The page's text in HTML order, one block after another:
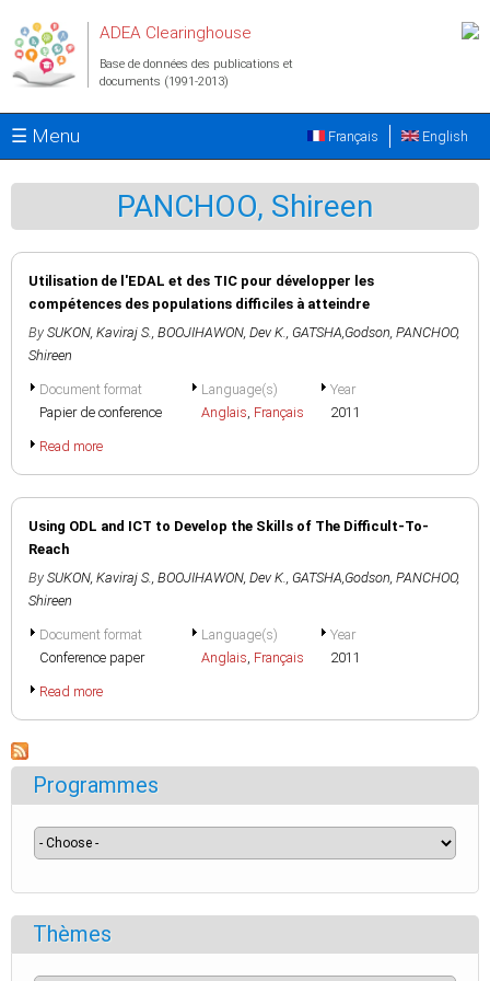
ADEA Clearinghouse
Base de données des publications et
documents (1991-2013)
☰ Menu English
Français
PANCHOO, Shireen
Utilisation de l'EDAL et des TIC pour développer les
compétences des populations difficiles à atteindre
By SUKON, Kaviraj S., BOOJIHAWON, Dev K., GATSHA,Godson, PANCHOO,
Shireen
Document format
Papier de conference
Language(s)
Anglais, Français
Year
2011
Read more
Using ODL and ICT to Develop the Skills of The Difficult-To-
Reach
By SUKON, Kaviraj S., BOOJIHAWON, Dev K., GATSHA,Godson, PANCHOO,
Shireen
Document format
Conference paper
Language(s)
Anglais, Français
Year
2011
Read more
Programmes
Thèmes